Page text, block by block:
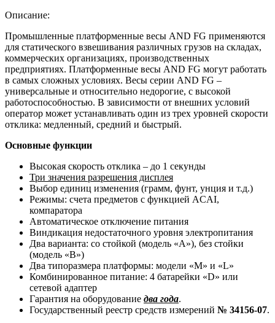
Описание:
Промышленные платформенные весы AND FG применяются
для статического взвешивания различных грузов на складах,
коммерческих организациях, производственных
предприятиях. Платформенные весы AND FG могут работать
в самых сложных условиях. Весы серии AND FG –
универсальные и относительно недорогие, с высокой
работоспособностью. В зависимости от внешних условий
оператор может устанавливать один из трех уровней скорости
отклика: медленный, средний и быстрый.
Основные функции
Высокая скорость отклика – до 1 секунды
Три значения разрешения дисплея
Выбор единиц изменения (грамм, фунт, унция и т.д.)
Режимы: счета предметов с функцией ACAI,
компаратора
Автоматическое отключение питания
Виндикация недостаточного уровня электропитания
Два варианта: со стойкой (модель «А»), без стойки
(модель «В»)
Два типоразмера платформы: модели «М» и «L»
Комбинированное питание: 4 батарейки «D» или
сетевой адаптер
Гарантия на оборудование два года.
Государственный реестр средств измерений № 34156-07.